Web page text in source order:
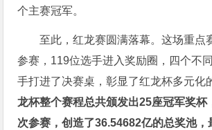
个主赛冠军。
至此，红龙赛圆满落幕。这场重点
参赛，119位选手进入奖励圈，四个不
手打进了决赛桌，彰显了红龙杯多元化
龙杯整个赛程总共颁发出25座冠军奖杯
次参赛，创造了36.54682亿的总奖池，